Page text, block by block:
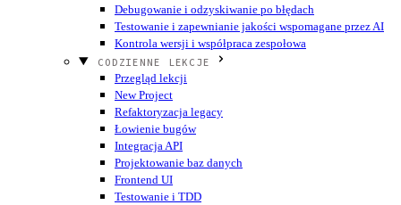
Debugowanie i odzyskiwanie po błędach
Testowanie i zapewnianie jakości wspomagane przez AI
Kontrola wersji i współpraca zespołowa
CODZIENNE LEKCJE
Przegląd lekcji
New Project
Refaktoryzacja legacy
Łowienie bugów
Integracja API
Projektowanie baz danych
Frontend UI
Testowanie i TDD